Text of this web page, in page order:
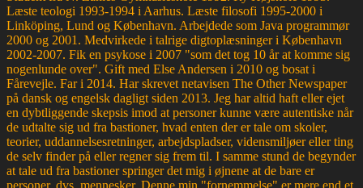
Læste teologi 1993-1994 i Aarhus. Læste filosofi 1995-2000 i
Linköping, Lund og København. Arbejdede som Java programmør
2000 og 2001. Medvirkede i talrige digtoplæsninger i København
2002-2007. Fik en psykose i 2007 "som det tog 10 år at komme sig
nogenlunde over". Gift med Else Andersen i 2010 og bosat i
Fårevejle. Far i 2014. Har skrevet netavisen The Other Newspaper
på dansk og engelsk dagligt siden 2013. Jeg har altid haft eller ejet
en dybtliggende skepsis imod at personer kunne være autentiske når
de udtalte sig ud fra bastioner, hvad enten der er tale om skoler,
teorier, uddannelsesretninger, arbejdspladser, vidensmiljøer eller ting
de selv finder på eller regner sig frem til. I samme stund de begynder
at tale ud fra bastioner springer det mig i øjnene at de bare er
personer, dvs. mennesker. Denne min "fornemmelse" er mere end et